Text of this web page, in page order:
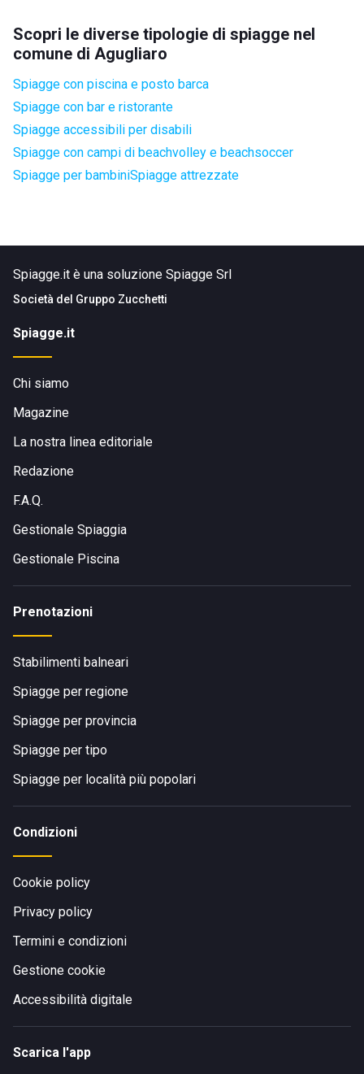
Scopri le diverse tipologie di spiagge nel
comune di Agugliaro
Spiagge con piscina e posto barca
Spiagge con bar e ristorante
Spiagge accessibili per disabili
Spiagge con campi di beachvolley e beachsoccer
Spiagge per bambiniSpiagge attrezzate
Spiagge.it è una soluzione Spiagge Srl
Società del Gruppo Zucchetti
Spiagge.it
Chi siamo
Magazine
La nostra linea editoriale
Redazione
F.A.Q.
Gestionale Spiaggia
Gestionale Piscina
Prenotazioni
Stabilimenti balneari
Spiagge per regione
Spiagge per provincia
Spiagge per tipo
Spiagge per località più popolari
Condizioni
Cookie policy
Privacy policy
Termini e condizioni
Gestione cookie
Accessibilità digitale
Scarica l'app